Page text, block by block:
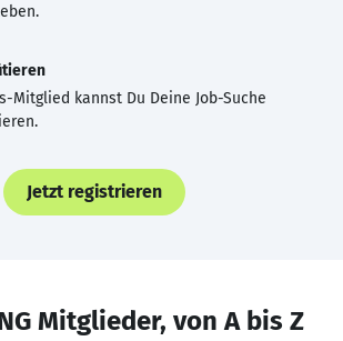
Mitglied kannst Du Deine Job-Suche
Jetzt registrieren
Mitglieder, von A bis Z